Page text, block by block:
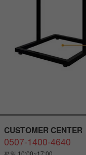
CUSTOMER CENTER
0507-1400-4640
평일 10:00~17:00